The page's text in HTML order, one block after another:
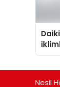
Nesil